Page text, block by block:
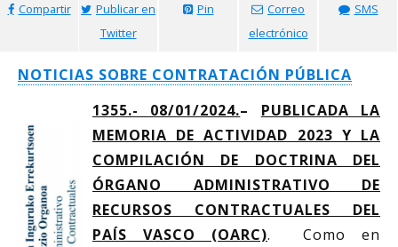
Compartir
Publicar en
Twitter
Pin
Correo
electrónico
SMS
NOTICIAS SOBRE CONTRATACIÓN PÚBLICA
1355.- 08/01/2024.– PUBLICADA LA
MEMORIA DE ACTIVIDAD 2023 Y LA
COMPILACIÓN DE DOCTRINA DEL
ÓRGANO ADMINISTRATIVO DE
RECURSOS CONTRACTUALES DEL
PAÍS VASCO (OARC). Como en